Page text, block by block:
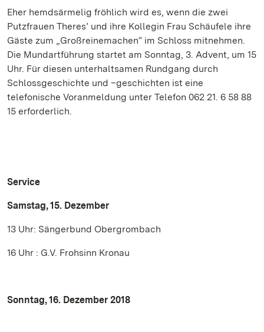
Eher hemdsärmelig fröhlich wird es, wenn die zwei
Putzfrauen Theres’ und ihre Kollegin Frau Schäufele ihre
Gäste zum „Großreinemachen“ im Schloss mitnehmen.
Die Mundartführung startet am Sonntag, 3. Advent, um 15
Uhr. Für diesen unterhaltsamen Rundgang durch
Schlossgeschichte und –geschichten ist eine
telefonische Voranmeldung unter Telefon 062 21. 6 58 88
15 erforderlich.
Service
Samstag, 15. Dezember
13 Uhr: Sängerbund Obergrombach
16 Uhr : G.V. Frohsinn Kronau
Sonntag, 16. Dezember 2018